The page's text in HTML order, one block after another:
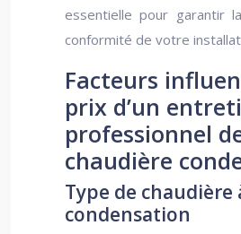
essentielle pour garantir
conformité de votre
Facteurs
prix d’un
professionnel
chaudière
Type de chaudière
condensation